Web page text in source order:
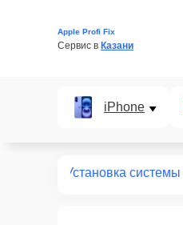
Apple Profi Fix
Сервис в Казани
iPhone
Установка